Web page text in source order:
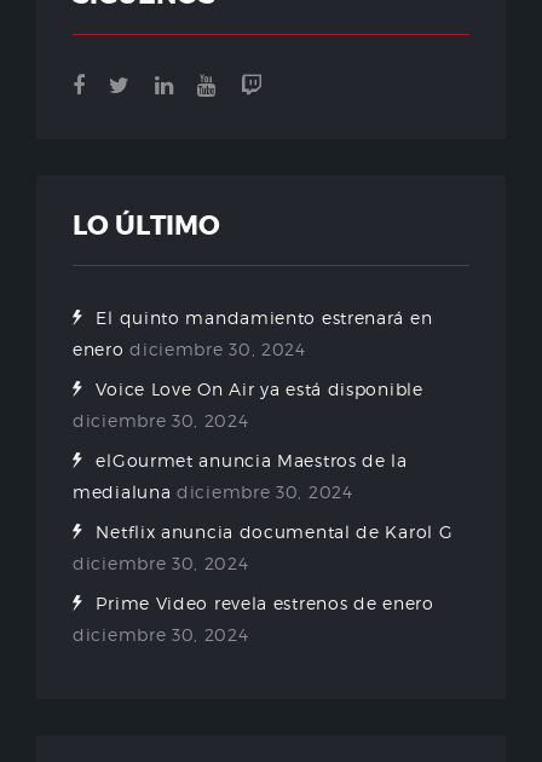
LO ÚLTIMO
El quinto mandamiento estrenará en
enero diciembre 30, 2024
Voice Love On Air ya está disponible
diciembre 30, 2024
elGourmet anuncia Maestros de la
medialuna diciembre 30, 2024
Netflix anuncia documental de Karol G
diciembre 30, 2024
Prime Video revela estrenos de enero
diciembre 30, 2024